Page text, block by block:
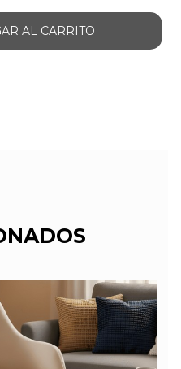
AL CARRITO